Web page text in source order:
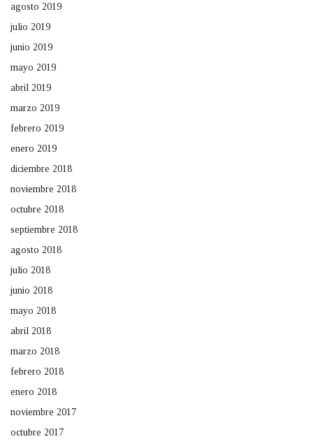
agosto 2019
julio 2019
junio 2019
mayo 2019
abril 2019
marzo 2019
febrero 2019
enero 2019
diciembre 2018
noviembre 2018
octubre 2018
septiembre 2018
agosto 2018
julio 2018
junio 2018
mayo 2018
abril 2018
marzo 2018
febrero 2018
enero 2018
noviembre 2017
octubre 2017